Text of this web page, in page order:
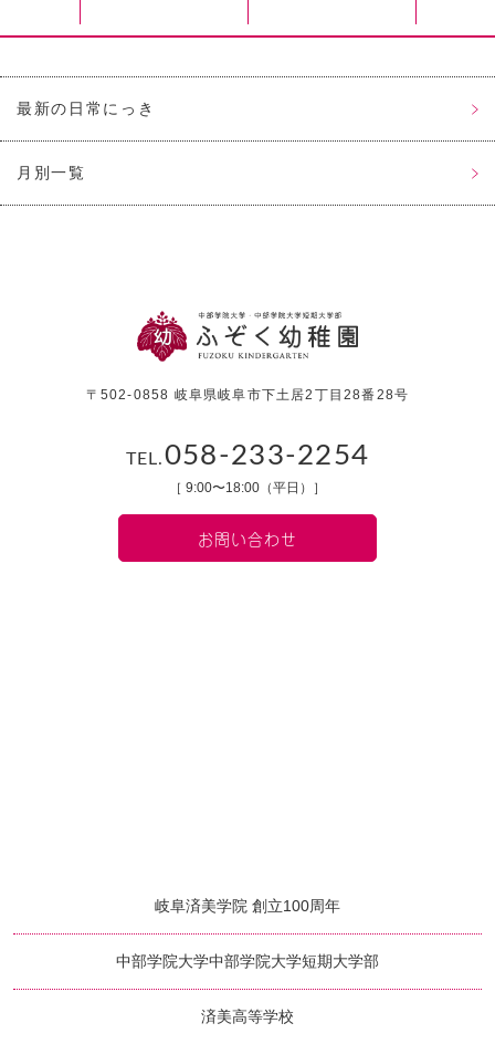
最新の日常にっき
月別一覧
〒502-0858 岐阜県岐阜市下土居2丁目28番28号
TEL.058-233-2254
［ 9:00〜18:00（平日）］
お問い合わせ
岐阜済美学院 創立100周年
中部学院大学中部学院大学短期大学部
済美高等学校